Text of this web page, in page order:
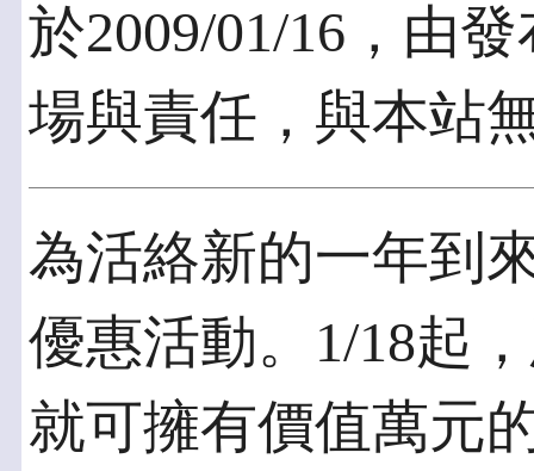
於2009/01/16，由
場與責任，與本站
為活絡新的一年到
優惠活動。1/18起
就可擁有價值萬元